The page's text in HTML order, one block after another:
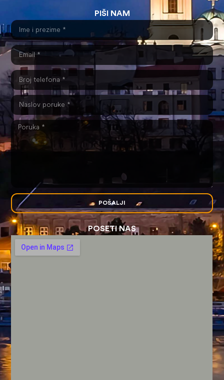
PIŠI NAM
POŠALJI
POSETI NAS